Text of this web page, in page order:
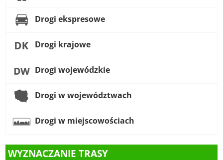
Drogi ekspresowe
Drogi krajowe
Drogi wojewódzkie
Drogi w województwach
Drogi w miejscowościach
WYZNACZANIE TRASY